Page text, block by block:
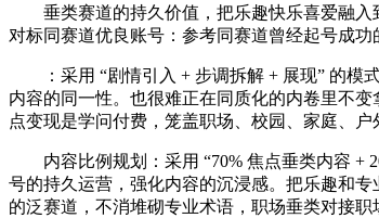
垂类赛道的持久价值，把乐趣快乐喜爱融入
对标同赛道优良账号：参考同赛道曾经起号成功
：采用 “剧情引入 + 步调拆解 + 展现” 的模式
内容的同一性。也很难正在同质化的内卷里不
点变现是学问付费，笼盖职场、校园、家庭、户
内容比例规划：采用 “70% 焦点垂类内容 +
号的持久运营，强化内容的沉浸感。把乐趣和
的泛赛道，不消堆砌专业术语，职场垂类对接